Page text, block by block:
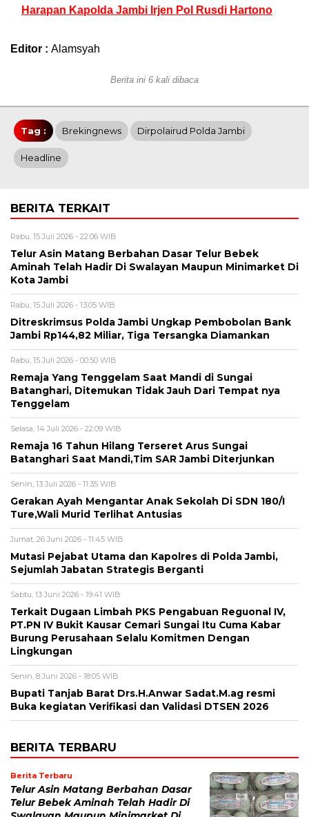
Harapan Kapolda Jambi Irjen Pol Rusdi Hartono
Editor : Alamsyah
Berita ini 6 kali dibaca
Tag : Brekingnews Dirpolairud Polda Jambi
Headline
BERITA TERKAIT
Rabu, 15 Juli 2026 - 22:06 WIB
Telur Asin Matang Berbahan Dasar Telur Bebek
Aminah Telah Hadir Di Swalayan Maupun Minimarket Di
Kota Jambi
Rabu, 15 Juli 2026 - 13:05 WIB
Ditreskrimsus Polda Jambi Ungkap Pembobolan Bank
Jambi Rp144,82 Miliar, Tiga Tersangka Diamankan
Rabu, 15 Juli 2026 - 00:50 WIB
Remaja Yang Tenggelam Saat Mandi di Sungai
Batanghari, Ditemukan Tidak Jauh Dari Tempat nya
Tenggelam
Selasa, 14 Juli 2026 - 22:09 WIB
Remaja 16 Tahun Hilang Terseret Arus Sungai
Batanghari Saat Mandi,Tim SAR Jambi Diterjunkan
Senin, 13 Juli 2026 - 11:35 WIB
Gerakan Ayah Mengantar Anak Sekolah Di SDN 180/I
Ture,Wali Murid Terlihat Antusias
Jumat, 26 Juni 2026 - 11:45 WIB
Mutasi Pejabat Utama dan Kapolres di Polda Jambi,
Sejumlah Jabatan Strategis Berganti
Sabtu, 13 Juni 2026 - 19:41 WIB
Terkait Dugaan Limbah PKS Pengabuan Reguonal IV,
PT.PN IV Bukit Kausar Cemari Sungai Itu Cuma Kabar
Burung Perusahaan Selalu Komitmen Dengan
Lingkungan
Senin, 8 Juni 2026 - 18:05 WIB
Bupati Tanjab Barat Drs.H.Anwar Sadat.M.ag resmi
Buka kegiatan Verifikasi dan Validasi DTSEN 2026
BERITA TERBARU
Berita Terbaru
Telur Asin Matang Berbahan Dasar
Telur Bebek Aminah Telah Hadir Di